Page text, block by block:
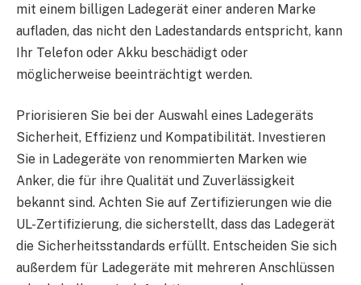
mit einem billigen Ladegerät einer anderen Marke
aufladen, das nicht den Ladestandards entspricht, kann
Ihr Telefon oder Akku beschädigt oder
möglicherweise beeinträchtigt werden.
Priorisieren Sie bei der Auswahl eines Ladegeräts
Sicherheit, Effizienz und Kompatibilität. Investieren
Sie in Ladegeräte von renommierten Marken wie
Anker, die für ihre Qualität und Zuverlässigkeit
bekannt sind. Achten Sie auf Zertifizierungen wie die
UL-Zertifizierung, die sicherstellt, dass das Ladegerät
die Sicherheitsstandards erfüllt. Entscheiden Sie sich
außerdem für Ladegeräte mit mehreren Anschlüssen